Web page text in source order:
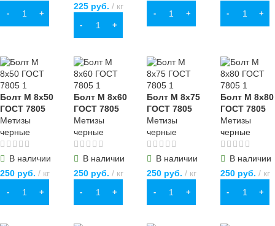
В КОРЗИНУ
225руб. кг
В КОРЗИНУ
В КОРЗИНУ В КОРЗИНУ
Болт М 8х50
ГОСТ 7805
Метизы
черные
В наличии
250 руб. кг
В КОРЗИНУ
Болт М 8х60
ГОСТ 7805
Метизы
черные
В наличии
250руб. кг
В КОРЗИНУ
Болт М 8х75
ГОСТ 7805
Метизы
черные
В наличии
250 руб. кг
В КОРЗИНУ
Болт М 8х80
ГОСТ 7805
Метизы
черные
В наличии
250руб. кг
В КОРЗИНУ